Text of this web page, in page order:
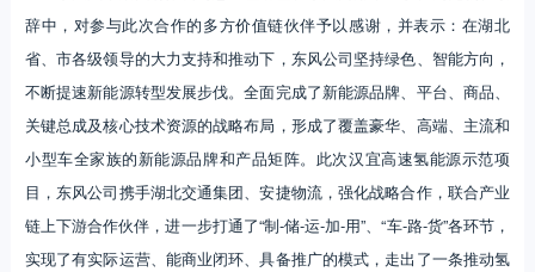
辞中，对参与此次合作的多方价值链伙伴予以感谢，并表示：在湖北
省、市各级领导的大力支持和推动下，东风公司坚持绿色、智能方向，
不断提速新能源转型发展步伐。全面完成了新能源品牌、平台、商品、
关键总成及核心技术资源的战略布局，形成了覆盖豪华、高端、主流和
小型车全家族的新能源品牌和产品矩阵。此次汉宜高速氢能源示范项
目，东风公司携手湖北交通集团、安捷物流，强化战略合作，联合产业
链上下游合作伙伴，进一步打通了“制-储-运-加-用”、“车-路-货”各环节，
实现了有实际运营、能商业闭环、具备推广的模式，走出了一条推动氢